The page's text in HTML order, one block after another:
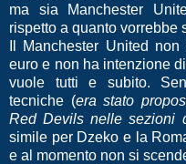
ma sia Manchester
rispetto a quanto vorrebbe
Il Manchester United
euro e non ha intenzione
vuole tutti e subito.
tecniche (era stato
Red Devils nelle sezioni
simile per Dzeko e la
e al momento non si